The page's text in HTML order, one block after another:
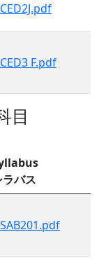
F.pdf
目
ラバス